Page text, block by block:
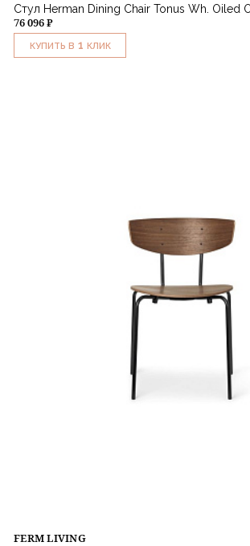
Стул Herman Dining Chair Tonus Wh. Oiled
76 096 ₽
КУПИТЬ В 1 КЛИК
FERM LIVING